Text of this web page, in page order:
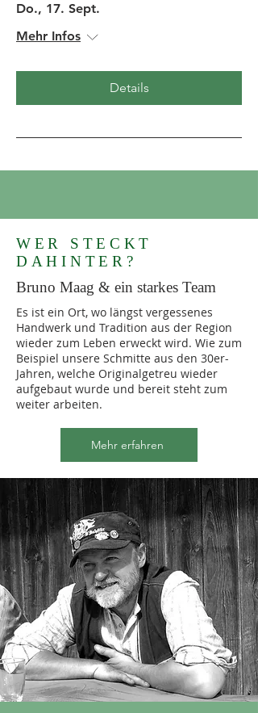
Do., 17. Sept.
Mehr Infos
Details
WER STECKT
DAHINTER?
Bruno Maag & ein starkes Team
Es ist ein Ort, wo längst vergessenes
Handwerk und Tradition aus der Region
wieder zum Leben erweckt wird. Wie zum
Beispiel unsere Schmitte aus den 30er-
Jahren, welche Originalgetreu wieder
aufgebaut wurde und bereit steht zum
weiter arbeiten.
Mehr erfahren